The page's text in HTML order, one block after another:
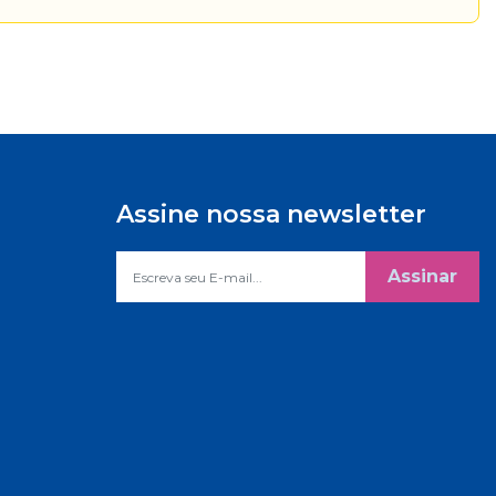
Assine nossa newsletter
Assinar